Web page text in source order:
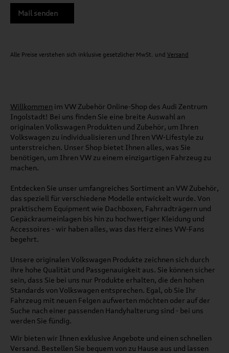
Mail senden
Alle Preise verstehen sich inklusive gesetzlicher MwSt. und Versand
Willkommen im VW Zubehör Online-Shop des Audi Zentrum
Ingolstadt! Bei uns finden Sie eine breite Auswahl an
originalen Volkswagen Produkten und Zubehör, um Ihren
Volkswagen zu individualisieren und Ihren VW-Lifestyle zu
unterstreichen. Unser Shop bietet Ihnen alles, was Sie
benötigen, um Ihren VW zu einem einzigartigen Fahrzeug zu
machen.
Entdecken Sie unser umfangreiches Sortiment an VW Zubehör,
das speziell für verschiedene Modelle entwickelt wurde. Von
praktischem Equipment wie Dachboxen, Fahrradträgern und
Gepäckraumeinlagen bis hin zu hochwertiger Kleidung und
Accessoires - wir haben alles, was das Herz eines VW-Fans
begehrt.
Unsere originalen Volkswagen Produkte zeichnen sich durch
ihre hohe Qualität und Passgenauigkeit aus. Sie können sicher
sein, dass Sie bei uns nur Produkte erhalten, die den hohen
Standards von Volkswagen entsprechen. Egal, ob Sie Ihr
Fahrzeug mit neuen Felgen aufwerten möchten oder auf der
Suche nach einer passenden Handyhalterung sind - bei uns
werden Sie fündig.
Wir bieten wir Ihnen exklusive Angebote und einen schnellen
Versand. Bestellen Sie bequem von zu Hause aus und lassen